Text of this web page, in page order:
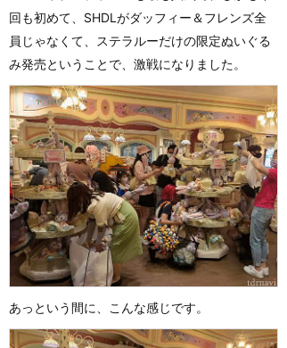
回も初めて、SHDLがダッフィー＆フレンズ全
員じゃなくて、ステラルーだけの限定ぬいぐる
み発売ということで、激戦になりました。
あっという間に、こんな感じです。